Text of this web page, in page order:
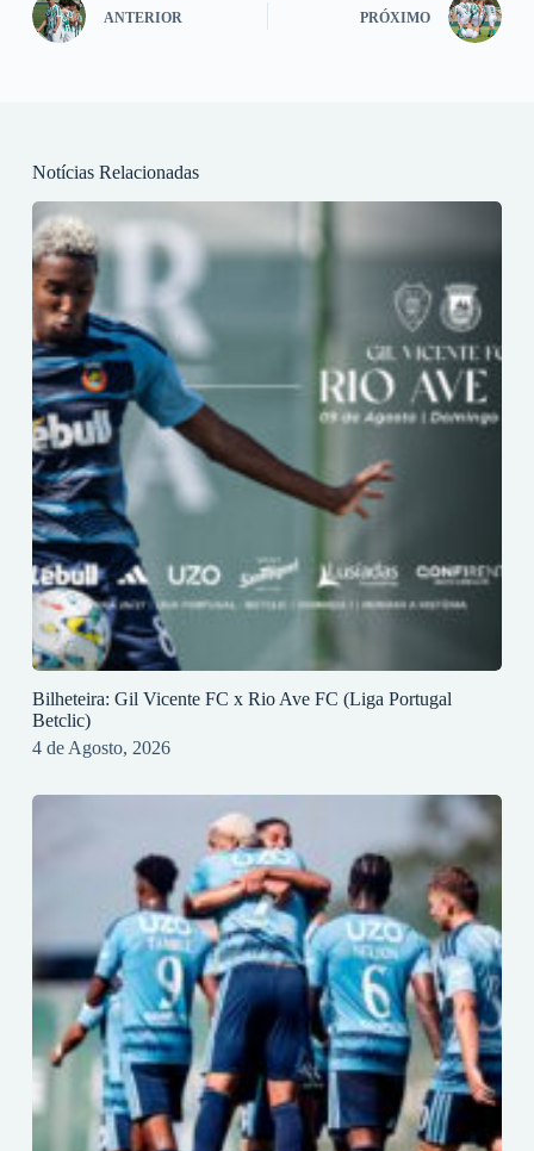
ANTERIOR PRÓXIMO
Notícias Relacionadas
Bilheteira: Gil Vicente FC x Rio Ave FC (Liga Portugal
Betclic)
4 de Agosto, 2026